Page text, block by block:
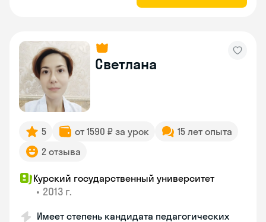
Светлана
5 от 1590 ₽ за урок
15 лет опыта
2 отзыва
Курский государственный университет
• 2013 г.
Имеет степень кандидата педагогических